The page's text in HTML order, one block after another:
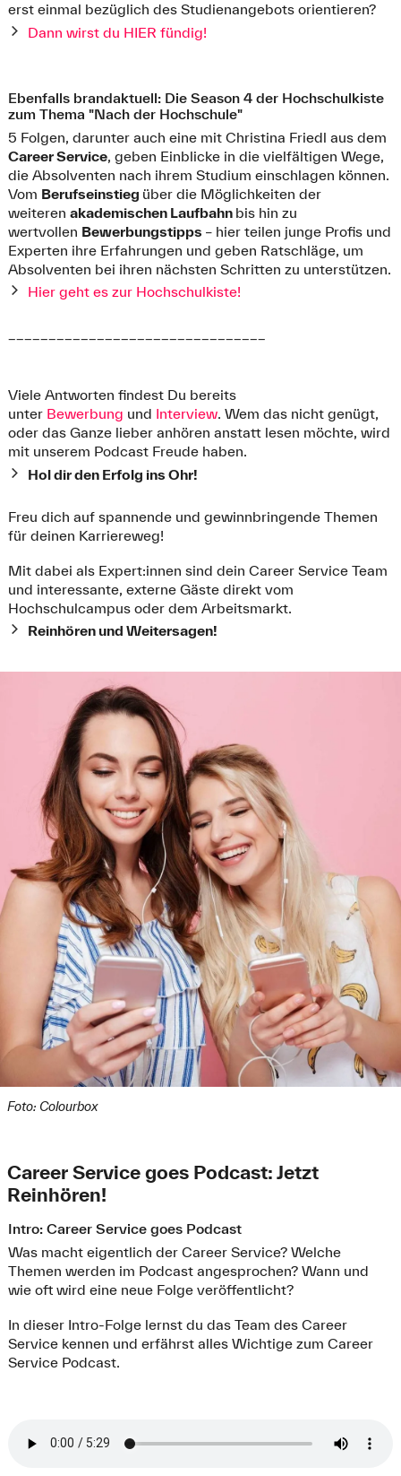
erst einmal bezüglich des Studienangebots orientieren?
Dann wirst du HIER fündig!
Ebenfalls brandaktuell: Die Season 4 der Hochschulkiste
zum Thema "Nach der Hochschule"
5 Folgen, darunter auch eine mit Christina Friedl aus dem
Career Service, geben Einblicke in die vielfältigen Wege,
die Absolventen nach ihrem Studium einschlagen können.
Vom Berufseinstieg über die Möglichkeiten der
weiteren akademischen Laufbahn bis hin zu
wertvollen Bewerbungstipps – hier teilen junge Profis und
Experten ihre Erfahrungen und geben Ratschläge, um
Absolventen bei ihren nächsten Schritten zu unterstützen.
Hier geht es zur Hochschulkiste!
Viele Antworten findest Du bereits
unter Bewerbung und Interview. Wem das nicht genügt,
oder das Ganze lieber anhören anstatt lesen möchte, wird
mit unserem Podcast Freude haben.
Hol dir den Erfolg ins Ohr!
Freu dich auf spannende und gewinnbringende Themen
für deinen Karriereweg!
Mit dabei als Expert:innen sind dein Career Service Team
und interessante, externe Gäste direkt vom
Hochschulcampus oder dem Arbeitsmarkt.
Reinhören und Weitersagen!
Foto: Colourbox
Career Service goes Podcast: Jetzt
Reinhören!
Intro: Career Service goes Podcast
Was macht eigentlich der Career Service? Welche
Themen werden im Podcast angesprochen? Wann und
wie oft wird eine neue Folge veröffentlicht?
In dieser Intro-Folge lernst du das Team des Career
Service kennen und erfährst alles Wichtige zum Career
Service Podcast.